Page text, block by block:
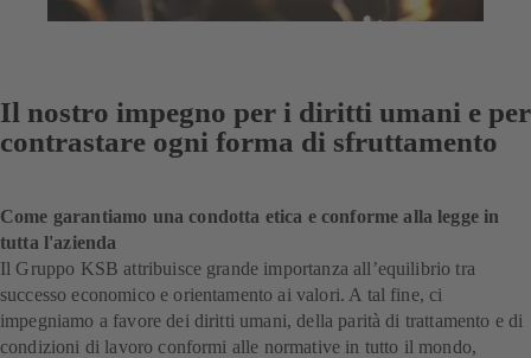
Il nostro impegno per i diritti umani e per
contrastare ogni forma di sfruttamento
Come garantiamo una condotta etica e conforme alla legge in
tutta l'azienda
Il Gruppo KSB attribuisce grande importanza all’equilibrio tra
successo economico e orientamento ai valori. A tal fine, ci
impegniamo a favore dei diritti umani, della parità di trattamento e di
condizioni di lavoro conformi alle normative in tutto il mondo,